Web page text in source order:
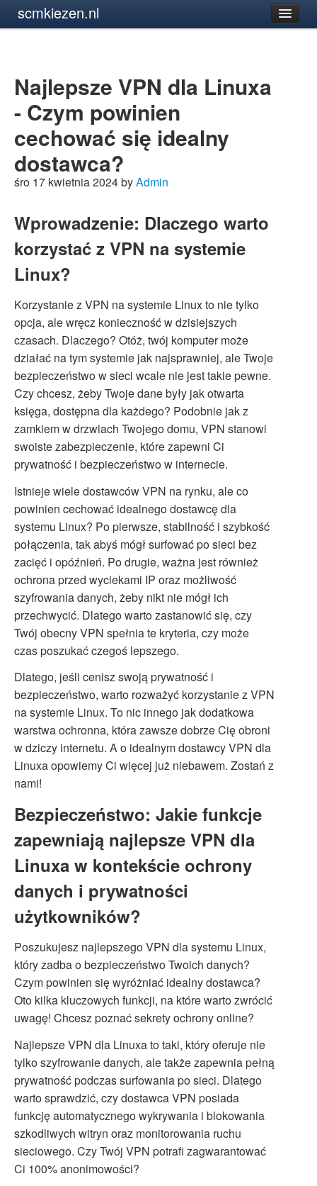
scmkiezen.nl
Najlepsze VPN dla Linuxa
- Czym powinien
cechować się idealny
dostawca?
śro 17 kwietnia 2024 byAdmin
Wprowadzenie: Dlaczego warto
korzystać z VPN na systemie
Linux?
Korzystanie z VPN na systemie Linux to nie tylko
opcja, ale wręcz konieczność w dzisiejszych
czasach. Dlaczego? Otóż, twój komputer może
działać na tym systemie jak najsprawniej, ale Twoje
bezpieczeństwo w sieci wcale nie jest takie pewne.
Czy chcesz, żeby Twoje dane były jak otwarta
księga, dostępna dla każdego? Podobnie jak z
zamkiem w drzwiach Twojego domu, VPN stanowi
swoiste zabezpieczenie, które zapewni Ci
prywatność i bezpieczeństwo w internecie.
Istnieje wiele dostawców VPN na rynku, ale co
powinien cechować idealnego dostawcę dla
systemu Linux? Po pierwsze, stabilność i szybkość
połączenia, tak abyś mógł surfować po sieci bez
zacięć i opóźnień. Po drugie, ważna jest również
ochrona przed wyciekami IP oraz możliwość
szyfrowania danych, żeby nikt nie mógł ich
przechwycić. Dlatego warto zastanowić się, czy
Twój obecny VPN spełnia te kryteria, czy może
czas poszukać czegoś lepszego.
Dlatego, jeśli cenisz swoją prywatność i
bezpieczeństwo, warto rozważyć korzystanie z VPN
na systemie Linux. To nic innego jak dodatkowa
warstwa ochronna, która zawsze dobrze Cię obroni
w dziczy internetu. A o idealnym dostawcy VPN dla
Linuxa opowiemy Ci więcej już niebawem. Zostań z
nami!
Bezpieczeństwo: Jakie funkcje
zapewniają najlepsze VPN dla
Linuxa w kontekście ochrony
danych i prywatności
użytkowników?
Poszukujesz najlepszego VPN dla systemu Linux,
który zadba o bezpieczeństwo Twoich danych?
Czym powinien się wyróżniać idealny dostawca?
Oto kilka kluczowych funkcji, na które warto zwrócić
uwagę! Chcesz poznać sekrety ochrony online?
Najlepsze VPN dla Linuxa to taki, który oferuje nie
tylko szyfrowanie danych, ale także zapewnia pełną
prywatność podczas surfowania po sieci. Dlatego
warto sprawdzić, czy dostawca VPN posiada
funkcję automatycznego wykrywania i blokowania
szkodliwych witryn oraz monitorowania ruchu
sieciowego. Czy Twój VPN potrafi zagwarantować
Ci 100% anonimowości?